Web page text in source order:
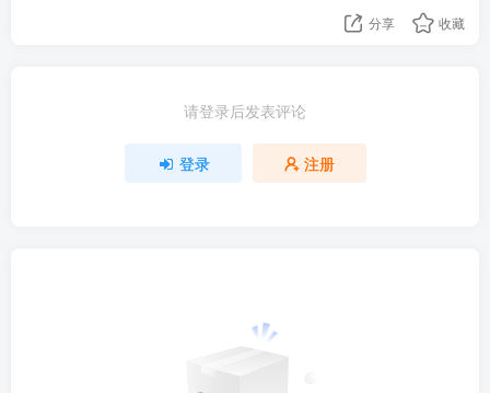
分享 收藏
请登录后发表评论
登录 注册